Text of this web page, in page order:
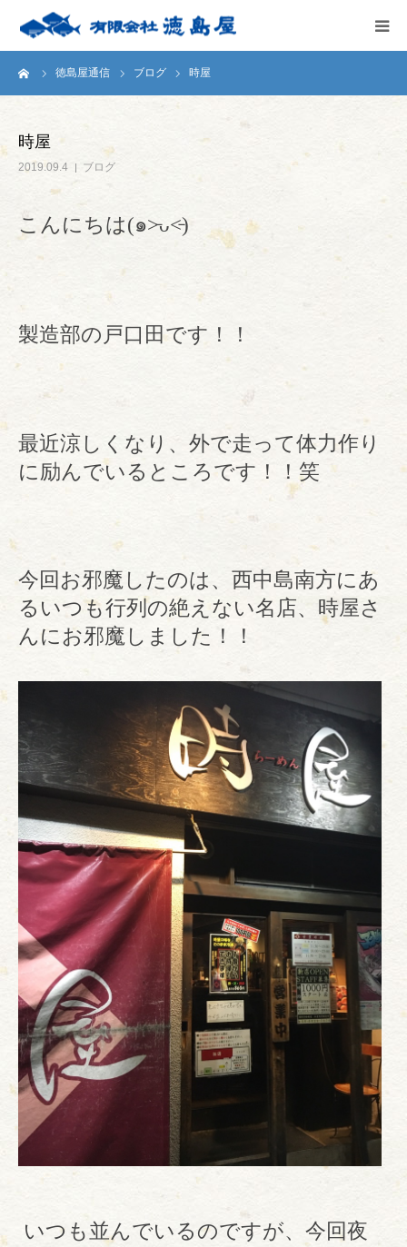
徳島屋通信 ブログ 時屋
時屋
2019.09.4 ブログ
こんにちは(๑˃̵ᴗ˂̵)
製造部の戸口田です！！
最近涼しくなり、外で走って体力作り
に励んでいるところです！！笑
今回お邪魔したのは、西中島南方にあ
るいつも行列の絶えない名店、時屋さ
んにお邪魔しました！！
いつも並んでいるのですが、今回夜
HOME
テストキッチン
お問い合わせ